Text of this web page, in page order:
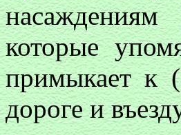
которые
примыкает к
дороге и